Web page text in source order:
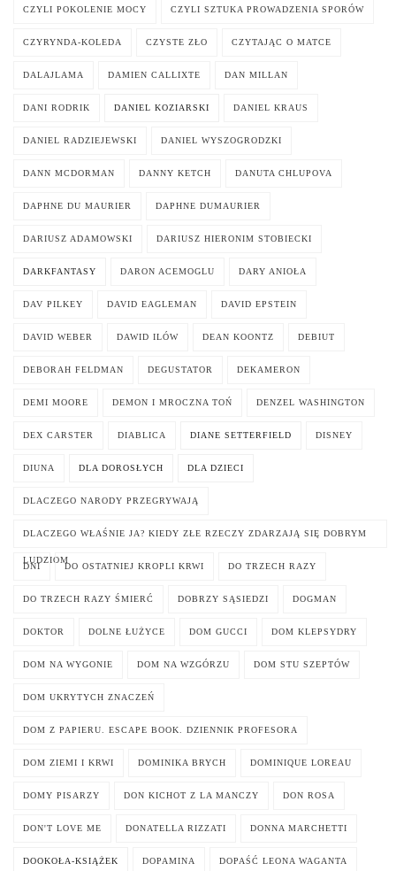
CZYLI POKOLENIE MOCY CZYLI SZTUKA PROWADZENIA SPORÓW
CZYRYNDA-KOLEDA CZYSTE ZŁO CZYTAJĄC O MATCE
DALAJLAMA DAMIEN CALLIXTE DAN MILLAN
DANI RODRIK DANIEL KOZIARSKI DANIEL KRAUS
DANIEL RADZIEJEWSKI DANIEL WYSZOGRODZKI
DANN MCDORMAN DANNY KETCH DANUTA CHLUPOVA
DAPHNE DU MAURIER DAPHNE DUMAURIER
DARIUSZ ADAMOWSKI DARIUSZ HIERONIM STOBIECKI
DARKFANTASY DARON ACEMOGLU DARY ANIOŁA
DAV PILKEY DAVID EAGLEMAN DAVID EPSTEIN
DAVID WEBER DAWID ILÓW DEAN KOONTZ DEBIUT
DEBORAH FELDMAN DEGUSTATOR DEKAMERON
DEMI MOORE DEMON I MROCZNA TOŃ DENZEL WASHINGTON
DEX CARSTER DIABLICA DIANE SETTERFIELD DISNEY
DIUNA DLA DOROSŁYCH DLA DZIECI
DLACZEGO NARODY PRZEGRYWAJĄ
DLACZEGO WŁAŚNIE JA? KIEDY ZŁE RZECZY ZDARZAJĄ SIĘ DOBRYM
LUDZIOM
DNI DO OSTATNIEJ KROPLI KRWI DO TRZECH RAZY
DO TRZECH RAZY ŚMIERĆ DOBRZY SĄSIEDZI DOGMAN
DOKTOR DOLNE ŁUŻYCE DOM GUCCI DOM KLEPSYDRY
DOM NA WYGONIE DOM NA WZGÓRZU DOM STU SZEPTÓW
DOM UKRYTYCH ZNACZEŃ
DOM Z PAPIERU. ESCAPE BOOK. DZIENNIK PROFESORA
DOM ZIEMI I KRWI DOMINIKA BRYCH DOMINIQUE LOREAU
DOMY PISARZY DON KICHOT Z LA MANCZY DON ROSA
DON'T LOVE ME DONATELLA RIZZATI DONNA MARCHETTI
DOOKOŁA-KSIĄŻEK DOPAMINA DOPAŚĆ LEONA WAGANTA